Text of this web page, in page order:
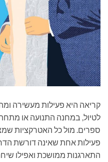
קריאה היא פעילות מעשירה
לטיול, במחנה התנועה או
ספרים. מול כל האטרקציות
פעילות אחת שאינה דורשת
התארגנות ממושכת ואפילו